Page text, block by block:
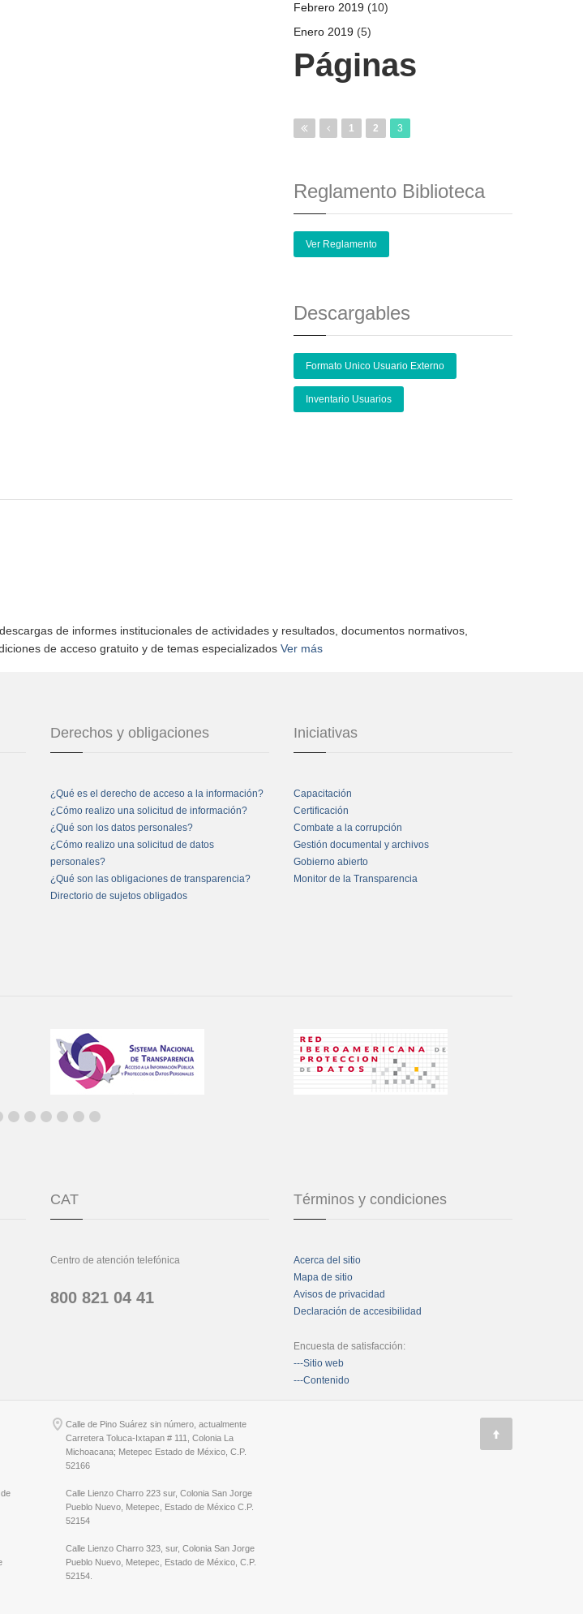
Febrero 2019 (10)
Enero 2019 (5)
Páginas
1 2 3
Reglamento Biblioteca
Ver Reglamento
Descargables
Formato Unico Usuario Externo
Inventario Usuarios
de informes institucionales de actividades y resultados, documentos normativos,
de acceso gratuito y de temas especializados Ver más
Derechos y obligaciones
¿Qué es el derecho de acceso a la información?
¿Cómo realizo una solicitud de información?
¿Qué son los datos personales?
¿Cómo realizo una solicitud de datos
personales?
¿Qué son las obligaciones de transparencia?
Directorio de sujetos obligados
Iniciativas
Capacitación
Certificación
Combate a la corrupción
Gestión documental y archivos
Gobierno abierto
Monitor de la Transparencia
CAT
Centro de atención telefónica
800 821 04 41
Términos y condiciones
Acerca del sitio
Mapa de sitio
Avisos de privacidad
Declaración de accesibilidad
Encuesta de satisfacción:
---Sitio web
---Contenido
Calle de Pino Suárez sin número, actualmente
Carretera Toluca-Ixtapan # 111, Colonia La
Michoacana; Metepec Estado de México, C.P.
52166
Calle Lienzo Charro 223 sur, Colonia San Jorge
Pueblo Nuevo, Metepec, Estado de México C.P.
52154
Calle Lienzo Charro 323, sur, Colonia San Jorge
Pueblo Nuevo, Metepec, Estado de México, C.P.
52154.